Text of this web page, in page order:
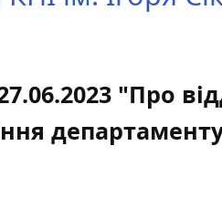
"Про